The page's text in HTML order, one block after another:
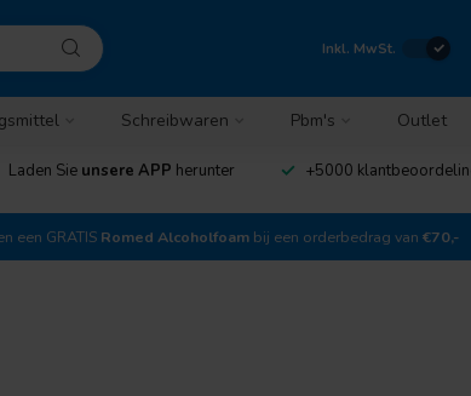
Inkl. MwSt.
Schreibwaren Pbm's Outlet
Laden Sie unsere APP herunter +5000
een GRATIS Romed Alcoholfoam bij een orderbedrag van €70,-